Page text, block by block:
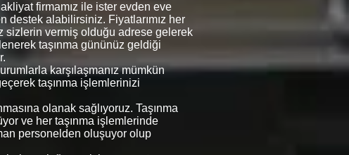
firmamız ile ister evden eve
destek alabilirsiniz. Fiyatlarımız her
sizlerin vermiş olduğu adrese gelerek
taşınma gününüz geldiği
karşılaşmanız mümkün
taşınma işlemlerinizi
olanak sağlıyoruz. Taşınma
ve her taşınma işlemlerinde
personelden oluşuyor olup